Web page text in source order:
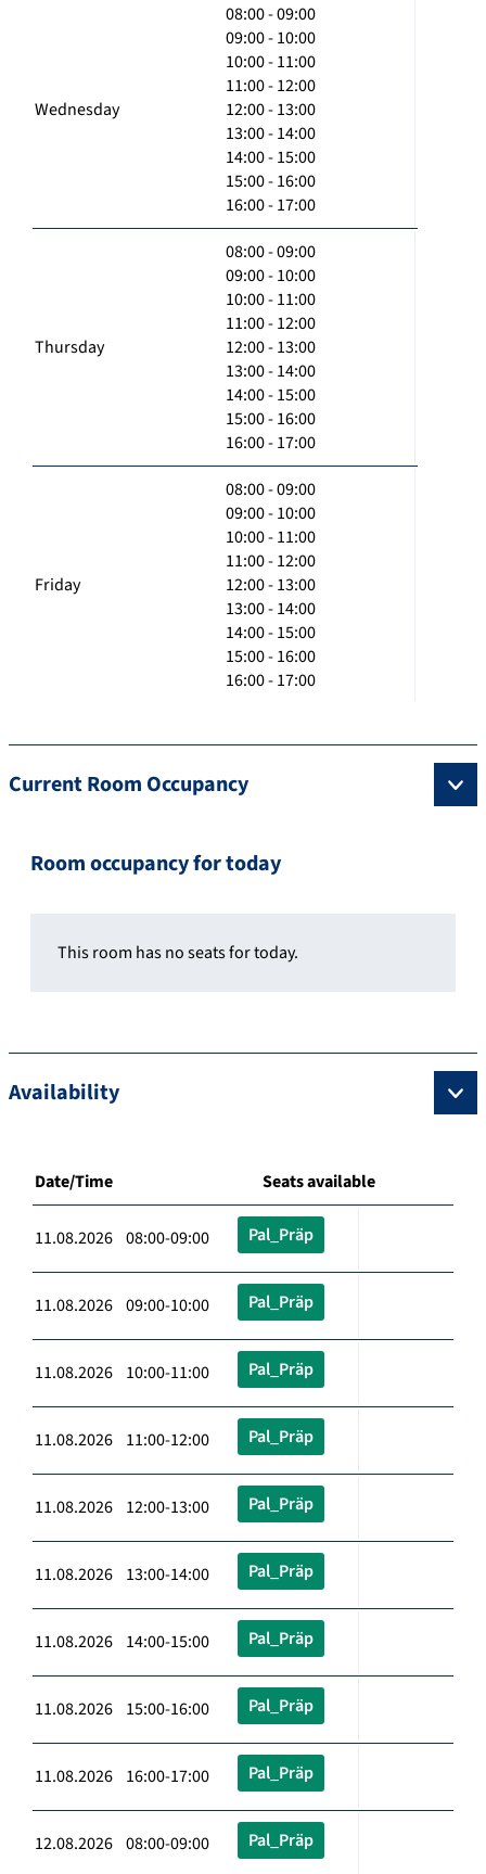
Wednesday
08:00 - 09:00
09:00 - 10:00
10:00 - 11:00
11:00 - 12:00
12:00 - 13:00
13:00 - 14:00
14:00 - 15:00
15:00 - 16:00
16:00 - 17:00
Thursday
08:00 - 09:00
09:00 - 10:00
10:00 - 11:00
11:00 - 12:00
12:00 - 13:00
13:00 - 14:00
14:00 - 15:00
15:00 - 16:00
16:00 - 17:00
Friday
08:00 - 09:00
09:00 - 10:00
10:00 - 11:00
11:00 - 12:00
12:00 - 13:00
13:00 - 14:00
14:00 - 15:00
15:00 - 16:00
16:00 - 17:00
Current Room Occupancy
Room occupancy for today
This room has no seats for today.
Availability
Date/Time Seats available
11.08.2026 08:00-09:00 Pal_Präp
11.08.2026 09:00-10:00 Pal_Präp
11.08.2026 10:00-11:00 Pal_Präp
11.08.2026 11:00-12:00 Pal_Präp
11.08.2026 12:00-13:00 Pal_Präp
11.08.2026 13:00-14:00 Pal_Präp
11.08.2026 14:00-15:00 Pal_Präp
11.08.2026 15:00-16:00 Pal_Präp
11.08.2026 16:00-17:00 Pal_Präp
12.08.2026 08:00-09:00 Pal_Präp